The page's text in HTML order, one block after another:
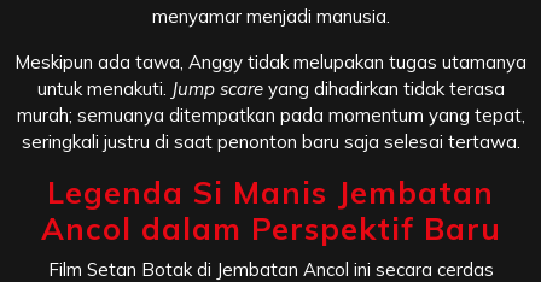
menyamar menjadi manusia.
Meskipun ada tawa, Anggy tidak melupakan tugas utamanya
untuk menakuti. Jump scareyang dihadirkan tidak terasa
murah; semuanya ditempatkan pada momentum yang tepat,
seringkali justru di saat penonton baru saja selesai tertawa.
Legenda Si Manis Jembatan
Ancol dalam Perspektif Baru
Film Setan Botak di Jembatan Ancol ini secara cerdas